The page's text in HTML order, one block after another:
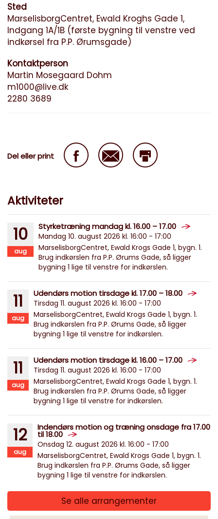
Sted
MarselisborgCentret, Ewald Kroghs Gade 1,
Indgang 1A/1B (første bygning til venstre ved
indkørsel fra P.P. Ørumsgade)
Kontaktperson
Martin Mosegaard Dohm
m1000@live.dk
2280 3689
Del eller print
Aktiviteter
10
aug
Styrketræning mandag kl. 16.00 – 17.00
Mandag 10. august 2026 kl. 16:00 - 17:00
MarselisborgCentret, Ewald Krogs Gade 1, bygn. 1.
Brug indkørslen fra P.P. Ørums Gade, så ligger
bygning 1 lige til venstre for indkørslen.
11
aug
Udendørs motion tirsdage kl. 17.00 – 18.00
Tirsdag 11. august 2026 kl. 16:00 - 17:00
MarselisborgCentret, Ewald Krogs Gade 1, bygn. 1.
Brug indkørslen fra P.P. Ørums Gade, så ligger
bygning 1 lige til venstre for indkørslen.
11
aug
Udendørs motion tirsdage kl. 16.00 – 17.00
Tirsdag 11. august 2026 kl. 16:00 - 17:00
MarselisborgCentret, Ewald Krogs Gade 1, bygn. 1.
Brug indkørslen fra P.P. Ørums Gade, så ligger
bygning 1 lige til venstre for indkørslen.
12
aug
Indendørs motion og træning onsdage fra 17.00
til 18.00
Onsdag 12. august 2026 kl. 16:00 - 17:00
MarselisborgCentret, Ewald Krogs Gade 1, bygn. 1.
Brug indkørslen fra P.P. Ørums Gade, så ligger
bygning 1 lige til venstre for indkørslen.
Se alle arrangementer